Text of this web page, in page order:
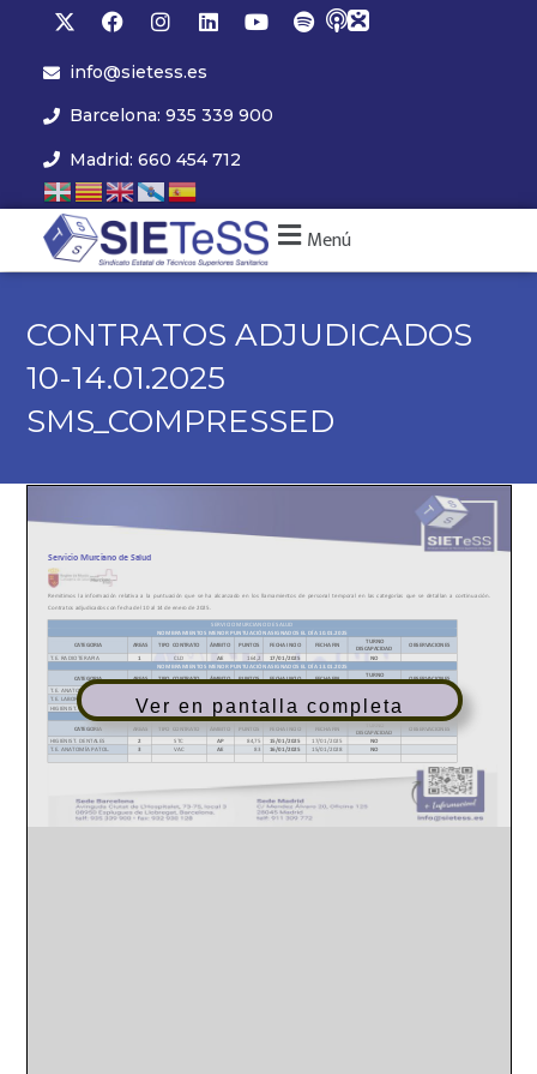
info@sietess.es
Barcelona: 935 339 900
Madrid: 660 454 712
Menú
CONTRATOS ADJUDICADOS
10-14.01.2025
SMS_COMPRESSED
Ver en pantalla completa